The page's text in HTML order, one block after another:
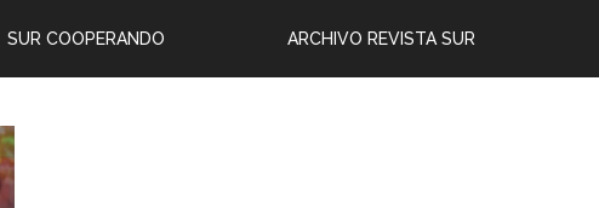
ARCHIVO REVISTA SUR
SUR COOPERANDO